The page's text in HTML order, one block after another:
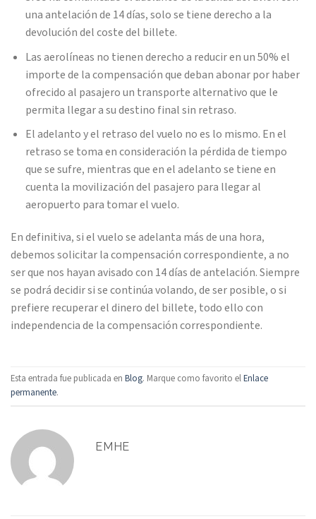
una antelación de 14 días, solo se tiene derecho a la
devolución del coste del billete.
Las aerolíneas no tienen derecho a reducir en un 50% el
importe de la compensación que deban abonar por haber
ofrecido al pasajero un transporte alternativo que le
permita llegar a su destino final sin retraso.
El adelanto y el retraso del vuelo no es lo mismo. En el
retraso se toma en consideración la pérdida de tiempo
que se sufre, mientras que en el adelanto se tiene en
cuenta la movilización del pasajero para llegar al
aeropuerto para tomar el vuelo.
En definitiva, si el vuelo se adelanta más de una hora,
debemos solicitar la compensación correspondiente, a no
ser que nos hayan avisado con 14 días de antelación. Siempre
se podrá decidir si se continúa volando, de ser posible, o si
prefiere recuperar el dinero del billete, todo ello con
independencia de la compensación correspondiente.
Esta entrada fue publicada en Blog. Marque como favorito elEnlace
permanente.
EMHE